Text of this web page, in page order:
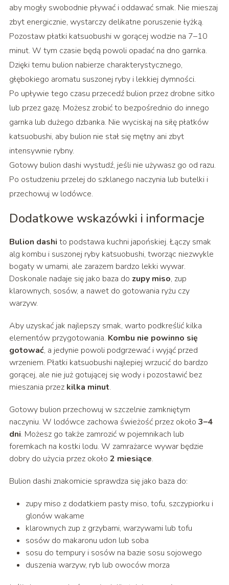
aby mogły swobodnie pływać i oddawać smak. Nie mieszaj
zbyt energicznie, wystarczy delikatne poruszenie łyżką.
Pozostaw płatki katsuobushi w gorącej wodzie na 7–10
minut. W tym czasie będą powoli opadać na dno garnka.
Dzięki temu bulion nabierze charakterystycznego,
głębokiego aromatu suszonej ryby i lekkiej dymności.
Po upływie tego czasu przecedź bulion przez drobne sitko
lub przez gazę. Możesz zrobić to bezpośrednio do innego
garnka lub dużego dzbanka. Nie wyciskaj na siłę płatków
katsuobushi, aby bulion nie stał się mętny ani zbyt
intensywnie rybny.
Gotowy bulion dashi wystudź, jeśli nie używasz go od razu.
Po ostudzeniu przelej do szklanego naczynia lub butelki i
przechowuj w lodówce.
Dodatkowe wskazówki i informacje
Bulion dashi to podstawa kuchni japońskiej. Łączy smak
alg kombu i suszonej ryby katsuobushi, tworząc niezwykle
bogaty w umami, ale zarazem bardzo lekki wywar.
Doskonale nadaje się jako baza do zupy miso, zup
klarownych, sosów, a nawet do gotowania ryżu czy
warzyw.
Aby uzyskać jak najlepszy smak, warto podkreślić kilka
elementów przygotowania. Kombu nie powinno się
gotować, a jedynie powoli podgrzewać i wyjąć przed
wrzeniem. Płatki katsuobushi najlepiej wrzucić do bardzo
gorącej, ale nie już gotującej się wody i pozostawić bez
mieszania przez kilka minut.
Gotowy bulion przechowuj w szczelnie zamkniętym
naczyniu. W lodówce zachowa świeżość przez około 3–4
dni. Możesz go także zamrozić w pojemnikach lub
foremkach na kostki lodu. W zamrażarce wywar będzie
dobry do użycia przez około 2 miesiące.
Bulion dashi znakomicie sprawdza się jako baza do:
zupy miso z dodatkiem pasty miso, tofu, szczypiorku i
glonów wakame
klarownych zup z grzybami, warzywami lub tofu
sosów do makaronu udon lub soba
sosu do tempury i sosów na bazie sosu sojowego
duszenia warzyw, ryb lub owoców morza